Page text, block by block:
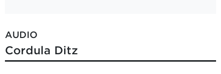
AUDIO
Cordula Ditz